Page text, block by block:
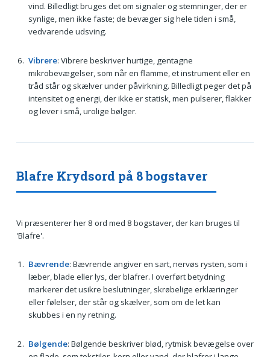
vind. Billedligt bruges det om signaler og stemninger, der er
synlige, men ikke faste; de bevæger sig hele tiden i små,
vedvarende udsving.
Vibrere: Vibrere beskriver hurtige, gentagne
mikrobevægelser, som når en flamme, et instrument eller en
tråd står og skælver under påvirkning. Billedligt peger det på
intensitet og energi, der ikke er statisk, men pulserer, flakker
og lever i små, urolige bølger.
Blafre Krydsord på 8 bogstaver
Vi præsenterer her 8 ord med 8 bogstaver, der kan bruges til
'Blafre'.
Bævrende: Bævrende angiver en sart, nervøs rysten, som i
læber, blade eller lys, der blafrer. I overført betydning
markerer det usikre beslutninger, skrøbelige erklæringer
eller følelser, der står og skælver, som om de let kan
skubbes i en ny retning.
Bølgende: Bølgende beskriver blød, rytmisk bevægelse over